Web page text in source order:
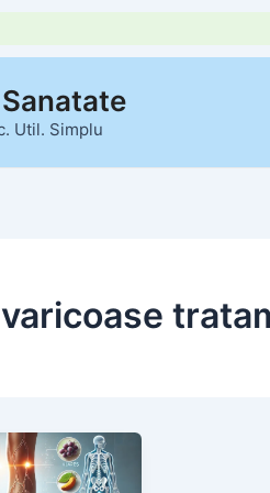
Util. Simplu